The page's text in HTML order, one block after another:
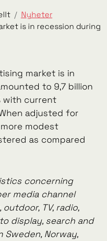
Nyheter
is in recession during
market is in
to 9,7 billion
with current
adjusted for
modest
as compared
concerning
media channel
TV, radio,
display, search and
Norway,